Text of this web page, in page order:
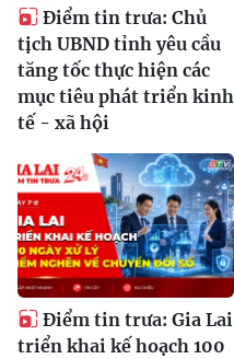
Điểm tin trưa: Chủ
tịch UBND tỉnh yêu cầu
tăng tốc thực hiện các
mục tiêu phát triển kinh
tế - xã hội
Điểm tin trưa: Gia Lai
triển khai kế hoạch 100